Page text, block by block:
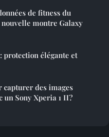
de fitness du
montre Galaxy
protection élégante et
capturer des images
un Sony Xperia 1 II?